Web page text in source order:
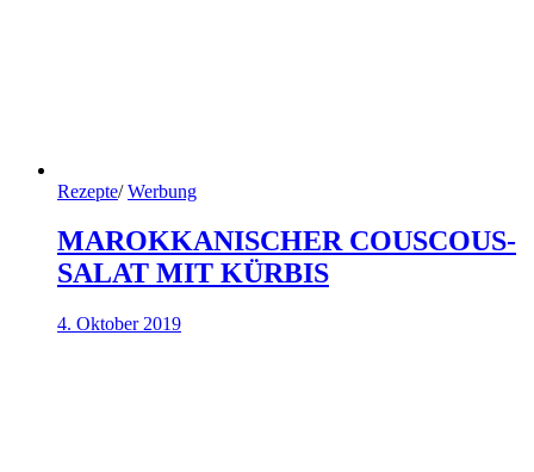
Rezepte/ Werbung
MAROKKANISCHER COUSCOUS-
SALAT MIT KÜRBIS
4. Oktober 2019